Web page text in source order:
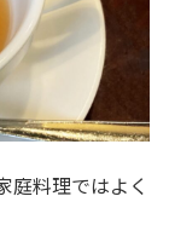
庭料理ではよく